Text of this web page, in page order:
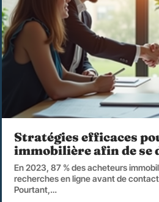
Stratégies efficaces
immobilière afin de se
En 2023, 87 % des acheteurs
recherches en ligne avant de
Pourtant,…